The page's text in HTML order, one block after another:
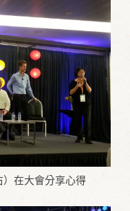
）在大會分享心得